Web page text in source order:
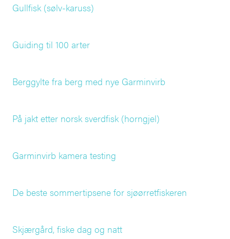
Gullfisk (sølv-karuss)
Guiding til 100 arter
Berggylte fra berg med nye Garminvirb
På jakt etter norsk sverdfisk (horngjel)
Garminvirb kamera testing
De beste sommertipsene for sjøørretfiskeren
Skjærgård, fiske dag og natt